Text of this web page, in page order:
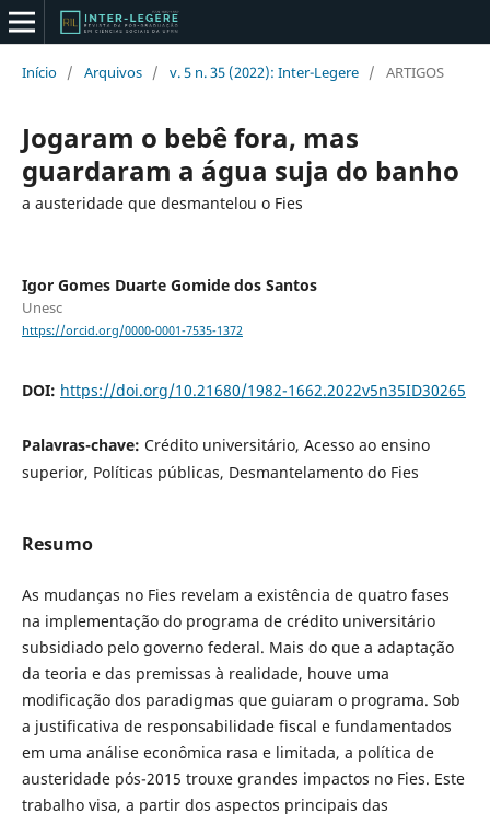
Início / Arquivos / v. 5 n. 35 (2022): Inter-Legere / ARTIGOS
Jogaram o bebê fora, mas
guardaram a água suja do banho
a austeridade que desmantelou o Fies
Igor Gomes Duarte Gomide dos Santos
Unesc
https://orcid.org/0000-0001-7535-1372
DOI: https://doi.org/10.21680/1982-1662.2022v5n35ID30265
Palavras-chave: Crédito universitário, Acesso ao ensino
superior, Políticas públicas, Desmantelamento do Fies
Resumo
As mudanças no Fies revelam a existência de quatro fases
na implementação do programa de crédito universitário
subsidiado pelo governo federal. Mais do que a adaptação
da teoria e das premissas à realidade, houve uma
modificação dos paradigmas que guiaram o programa. Sob
a justificativa de responsabilidade fiscal e fundamentados
em uma análise econômica rasa e limitada, a política de
austeridade pós-2015 trouxe grandes impactos no Fies. Este
trabalho visa, a partir dos aspectos principais das